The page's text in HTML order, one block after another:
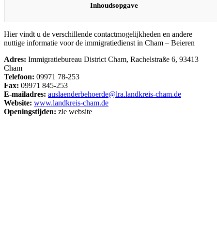
Inhoudsopgave
Hier vindt u de verschillende contactmogelijkheden en andere
nuttige informatie voor de immigratiedienst in Cham – Beieren
Adres: Immigratiebureau District Cham, Rachelstraße 6, 93413
Cham
Telefoon: 09971 78-253
Fax: 09971 845-253
E-mailadres: auslaenderbehoerde@lra.landkreis-cham.de
Website: www.landkreis-cham.de
Openingstijden: zie website